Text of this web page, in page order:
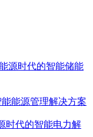
源时代的智能储能
能源管理解决方案
时代的智能电力解